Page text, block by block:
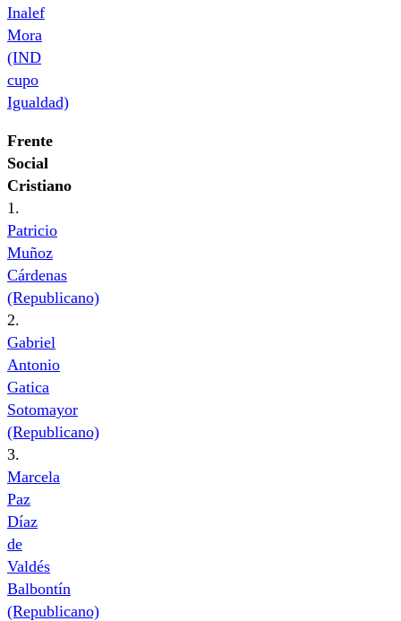
Inalef
Mora
(IND
cupo
Igualdad)
Frente
Social
Cristiano
1.
Patricio
Muñoz
Cárdenas
(Republicano)
2.
Gabriel
Antonio
Gatica
Sotomayor
(Republicano)
3.
Marcela
Paz
Díaz
de
Valdés
Balbontín
(Republicano)